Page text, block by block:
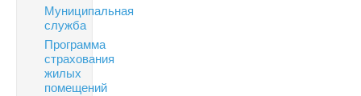
Муниципальная
служба
Программа
страхования
жилых
помещений